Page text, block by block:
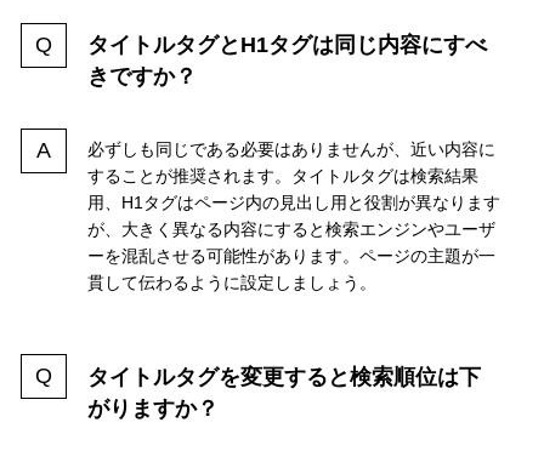
タイトルタグとH1タグは同じ内容にすべ
きですか？
必ずしも同じである必要はありませんが、近い内容に
することが推奨されます。タイトルタグは検索結果
用、H1タグはページ内の見出し用と役割が異なります
が、大きく異なる内容にすると検索エンジンやユーザ
ーを混乱させる可能性があります。ページの主題が一
貫して伝わるように設定しましょう。
タイトルタグを変更すると検索順位は下
がりますか？